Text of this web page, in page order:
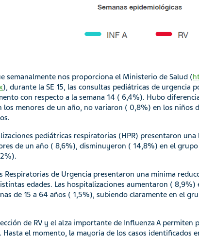
semanalmente nos proporciona el Ministerio de Salud (
), durante la SE 15, las consultas pediátricas de urgencia
con respecto a la semana 14 ( 6,4%). Hubo
los menores de un año, no variaron ( 0,8%) en los niños
pediátricas respiratorias (HPR) presentaron
de un año ( 8,6%), disminuyeron ( 14,8%) en el
Respiratorias de Urgencia presentaron una mínima
edades. Las hospitalizaciones aumentaron ( 8,9%)
de 15 a 64 años ( 1,5%), subiendo claramente en el
de RV y el alza importante de Influenza A permiten
el momento, la mayoría de los casos identificados